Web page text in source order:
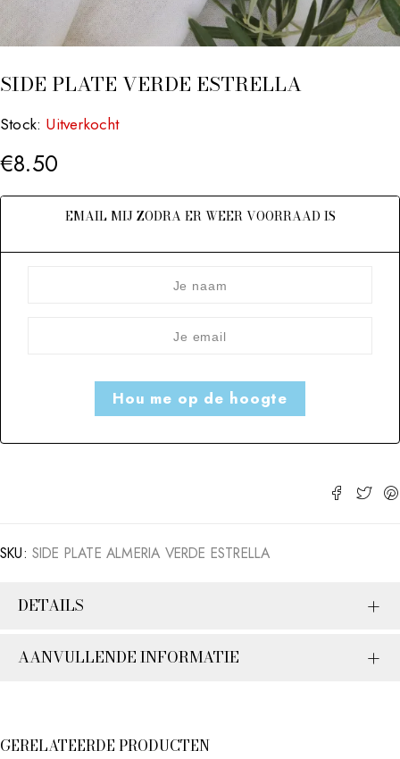
SIDE PLATE VERDE ESTRELLA
Stock: Uitverkocht
€8.50
EMAIL MIJ ZODRA ER WEER VOORRAAD IS
SKU: SIDE PLATE ALMERIA VERDE ESTRELLA
DETAILS
AANVULLENDE INFORMATIE
GERELATEERDE PRODUCTEN